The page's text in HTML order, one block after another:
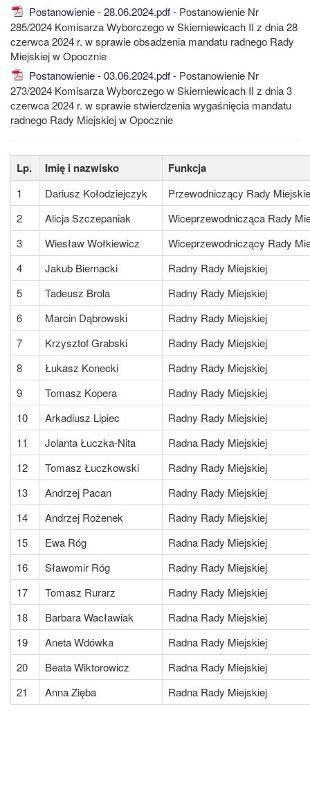
Postanowienie - 28.06.2024.pdf- Postanowienie Nr
285/2024 Komisarza Wyborczego w Skierniewicach II z dnia 28
czerwca 2024 r. w sprawie obsadzenia mandatu radnego Rady
Miejskiej w Opocznie
Postanowienie - 03.06.2024.pdf- Postanowienie Nr
273/2024 Komisarza Wyborczego w Skierniewicach II z dnia 3
czerwca 2024 r. w sprawie stwierdzenia wygaśnięcia mandatu
radnego Rady Miejskiej w Opocznie
Lp. Imię i nazwisko Funkcja
1 Dariusz Kołodziejczyk
Przewodniczący Rady
2
Alicja Szczepaniak
Wiceprzewodnicząca Rady
3
Wiesław Wołkiewicz
Wiceprzewodniczący Rady
4
Jakub Biernacki
Radny Rady Miejskiej
5
Tadeusz Brola
Radny Rady Miejskiej
6
Marcin Dąbrowski
Radny Rady Miejskiej
7
Krzysztof Grabski
Radny Rady Miejskiej
8
Łukasz Konecki
Radny Rady Miejskiej
9
Tomasz Kopera
Radny Rady Miejskiej
10
Arkadiusz Lipiec
Radny Rady Miejskiej
11
Jolanta Łuczka-Nita
Radna Rady Miejskiej
12
Tomasz Łuczkowski
Radny Rady Miejskiej
13
Andrzej Pacan
Radny Rady Miejskiej
14
Andrzej Rożenek
Radny Rady Miejskiej
15
Ewa Róg
Radna Rady Miejskiej
16
Sławomir Róg
Radny Rady Miejskiej
17
Tomasz Rurarz
Radny Rady Miejskiej
18
Barbara Wacławiak
Radna Rady Miejskiej
19
Aneta Wdówka
Radna Rady Miejskiej
20
Beata Wiktorowicz
Radna Rady Miejskiej
21
Anna Zięba Radna Rady Miejskiej